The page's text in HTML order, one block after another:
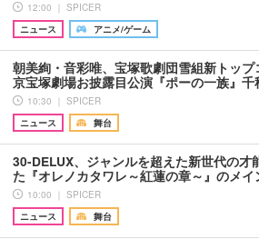
12:00 ｜ SPICER
ニュース
アニメ/ゲーム
朝美絢・音彩唯、宝塚歌劇団雪組新トップ
京宝塚劇場お披露目公演『ポーの一族』
10:30 ｜ SPICER
ニュース
舞台
30-DELUX、ジャンルを超えた新世代の才
た『オレノカタワレ～紅蓮の章～』のメ
10:00 ｜ SPICER
ニュース
舞台